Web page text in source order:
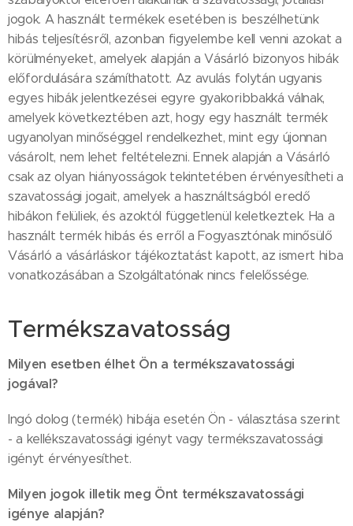
jogok. A használt termékek esetében is beszélhetünk
hibás teljesítésről, azonban figyelembe kell venni azokat a
körülményeket, amelyek alapján a Vásárló bizonyos hibák
előfordulására számíthatott. Az avulás folytán ugyanis
egyes hibák jelentkezései egyre gyakoribbakká válnak,
amelyek következtében azt, hogy egy használt termék
ugyanolyan minőséggel rendelkezhet, mint egy újonnan
vásárolt, nem lehet feltételezni. Ennek alapján a Vásárló
csak az olyan hiányosságok tekintetében érvényesítheti a
szavatossági jogait, amelyek a használtságból eredő
hibákon felüliek, és azoktól függetlenül keletkeztek. Ha a
használt termék hibás és erről a Fogyasztónak minősülő
Vásárló a vásárláskor tájékoztatást kapott, az ismert hiba
vonatkozásában a Szolgáltatónak nincs felelőssége.
Termékszavatosság
Milyen esetben élhet Ön a termékszavatossági
jogával?
Ingó dolog (termék) hibája esetén Ön - választása szerint
- a kellékszavatossági igényt vagy termékszavatossági
igényt érvényesíthet.
Milyen jogok illetik meg Önt termékszavatossági
igénye alapján?